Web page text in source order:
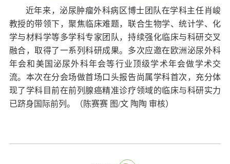
近年来，泌尿肿瘤外科病区博士团队在学科主任肖峻
教授的带领下，聚焦临床难题，联合生物学、统计学、化
学与材料学等多学科专家团队，持续强化临床与科研交叉
融合，取得了一系列科研成果。多次应邀在欧洲泌尿外科
年会和美国泌尿外科年会等行业顶级学术年会做学术交
流。本次在分会场做首场口头报告尚属学科首次，充分体
现了学科目前在前列腺癌精准诊疗领域的临床与科研实力
已跻身国际前列。（陈赛赛 图/文 陶陶 审核）